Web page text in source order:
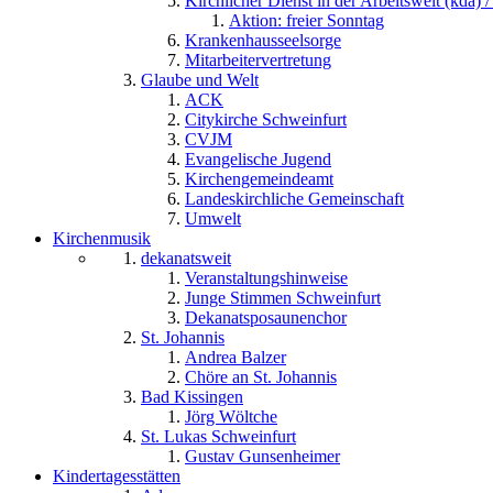
Aktion: freier Sonntag
Krankenhausseelsorge
Mitarbeitervertretung
Glaube und Welt
ACK
Citykirche Schweinfurt
CVJM
Evangelische Jugend
Kirchengemeindeamt
Landeskirchliche Gemeinschaft
Umwelt
Kirchenmusik
dekanatsweit
Veranstaltungshinweise
Junge Stimmen Schweinfurt
Dekanatsposaunenchor
St. Johannis
Andrea Balzer
Chöre an St. Johannis
Bad Kissingen
Jörg Wöltche
St. Lukas Schweinfurt
Gustav Gunsenheimer
Kindertagesstätten